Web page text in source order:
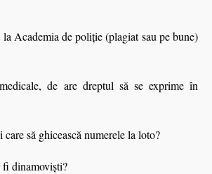
Academia de poliție (plagiat sau pe bune)
de are dreptul să se exprime în
să ghicească numerele la loto?
dinamoviști?